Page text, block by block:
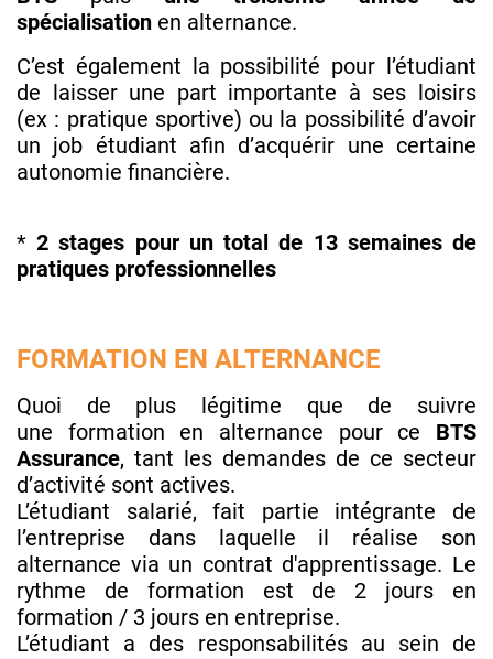
spécialisation en alternance.
C’est également la possibilité pour l’étudiant
de laisser une part importante à ses loisirs
(ex : pratique sportive) ou la possibilité d’avoir
un job étudiant afin d’acquérir une certaine
autonomie financière.
*2 stages pour un total de 13 semaines de
pratiques professionnelles
FORMATION EN ALTERNANCE
Quoi de plus légitime que de suivre
une formation en alternance pour ce BTS
Assurance, tant les demandes de ce secteur
d’activité sont actives.
L’étudiant salarié, fait partie intégrante de
l’entreprise dans laquelle il réalise son
alternance via un contrat d'apprentissage. Le
rythme de formation est de 2 jours en
formation / 3 jours en entreprise.
L’étudiant a des responsabilités au sein de